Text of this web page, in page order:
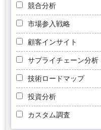
競合分析
市場参入戦略
顧客インサイト
サプライチェーン分析
技術ロードマップ
投資分析
カスタム調査